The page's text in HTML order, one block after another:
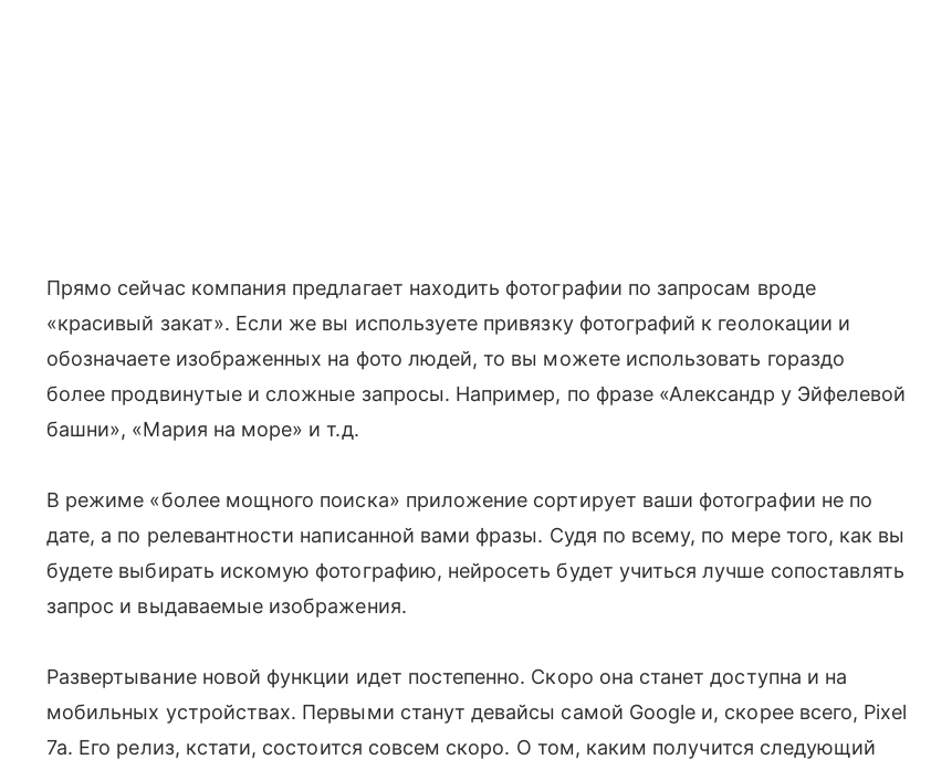
Прямо сейчас компания предлагает находить фотографии по запросам вроде
«красивый закат». Если же вы используете привязку фотографий к геолокации и
обозначаете изображенных на фото людей, то вы можете использовать гораздо
более продвинутые и сложные запросы. Например, по фразе «Александр у Эйфелевой
башни», «Мария на море» и т.д.
В режиме «более мощного поиска» приложение сортирует ваши фотографии не по
дате, а по релевантности написанной вами фразы. Судя по всему, по мере того, как вы
будете выбирать искомую фотографию, нейросеть будет учиться лучше сопоставлять
запрос и выдаваемые изображения.
Развертывание новой функции идет постепенно. Скоро она станет доступна и на
мобильных устройствах. Первыми станут девайсы самой Google и, скорее всего, Pixel
7a. Его релиз, кстати, состоится совсем скоро. О том, каким получится следующий